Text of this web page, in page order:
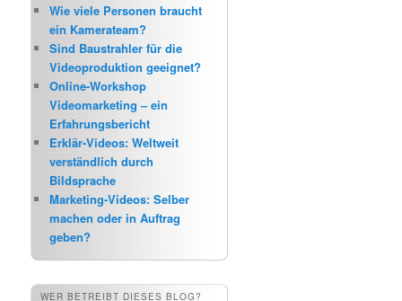
Wie viele Personen braucht
ein Kamerateam?
Sind Baustrahler für die
Videoproduktion geeignet?
Online-Workshop
Videomarketing – ein
Erfahrungsbericht
Erklär-Videos: Weltweit
verständlich durch
Bildsprache
Marketing-Videos: Selber
machen oder in Auftrag
geben?
WER BETREIBT DIESES BLOG?